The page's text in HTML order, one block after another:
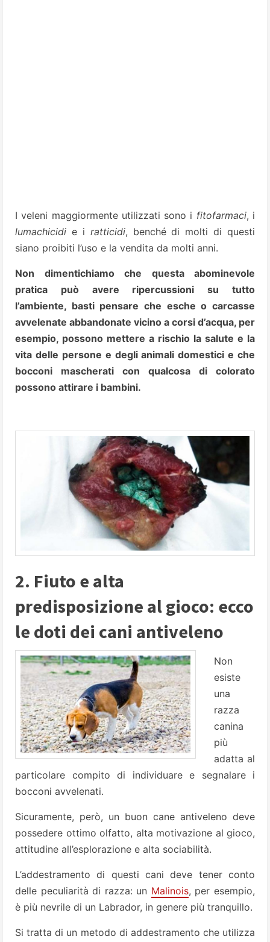
I veleni maggiormente utilizzati sono i fitofarmaci, i
lumachicidi e i ratticidi, benché di molti di questi
siano proibiti l’uso e la vendita da molti anni.
Non dimentichiamo che questa abominevole
pratica può avere ripercussioni su tutto
l’ambiente, basti pensare che esche o carcasse
avvelenate abbandonate vicino a corsi d’acqua, per
esempio, possono mettere a rischio la salute e la
vita delle persone e degli animali domestici e che
bocconi mascherati con qualcosa di colorato
possono attirare i bambini.
2. Fiuto e alta
predisposizione al gioco: ecco
le doti dei cani antiveleno
Non
esiste
una
razza
canina
più
adatta al
particolare compito di individuare e segnalare i
bocconi avvelenati.
Sicuramente, però, un buon cane antiveleno deve
possedere ottimo olfatto, alta motivazione al gioco,
attitudine all’esplorazione e alta sociabilità.
L’addestramento di questi cani deve tener conto
delle peculiarità di razza: un Malinois, per esempio,
è più nevrile di un Labrador, in genere più tranquillo.
Si tratta di un metodo di addestramento che utilizza